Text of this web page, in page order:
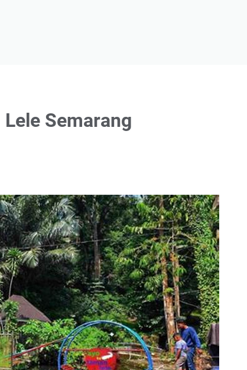
Semarang